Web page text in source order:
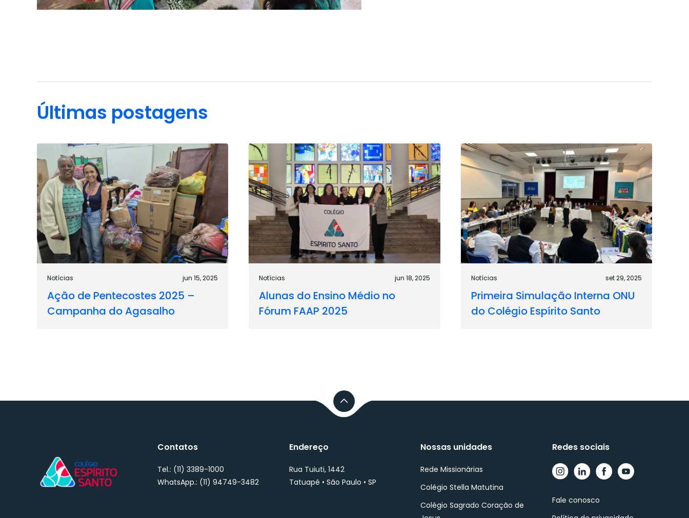
Últimas postagens
jun 15, 2025
Notícias
Ação de Pentecostes 2025 –
Campanha do Agasalho
jun 18, 2025
Notícias
Alunas do Ensino Médio no
Fórum FAAP 2025
set 29, 2025
Notícias
Primeira Simulação Interna ONU
do Colégio Espírito Santo
Contatos
Tel.: (11) 3389-1000
WhatsApp.: (11) 94749-3482
Endereço
Rua Tuiuti, 1442
Tatuapé • São Paulo • SP
Nossas unidades
Rede Missionárias
Colégio Stella Matutina
Colégio Sagrado Coração de
Redes sociais
Fale conosco